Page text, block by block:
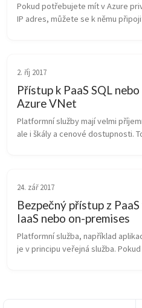
Pokud potřebujete mít v Azure
IP adres, můžete se k němu
2. říj 2017
Přístup k PaaS SQL
Azure VNet
Platformní služby mají velmi
ale i škály a cenové dostupnosti.
24. zář 2017
Bezpečný přístup z
IaaS nebo on-premises
Platformní služba, například
je v principu veřejná služba.